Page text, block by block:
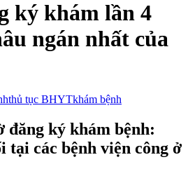
ký khám lần 4
ngán nhất của
thủ tục BHYTkhám bệnh
đăng ký khám bệnh:
tại các bệnh viện công ở